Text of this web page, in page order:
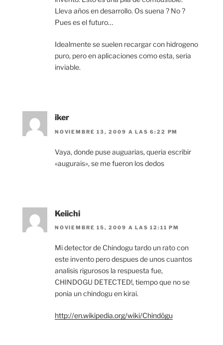
Lleva años en desarrollo. Os suena ? No ?
Pues es el futuro…
Idealmente se suelen recargar con hidrogeno
puro, pero en aplicaciones como esta, seria
inviable.
iker
NOVIEMBRE 13, 2009 A LAS 6:22 PM
Vaya, donde puse auguarias, queria escribir
«augurais», se me fueron los dedos
Keiichi
NOVIEMBRE 15, 2009 A LAS 12:11 PM
Mi detector de Chindogu tardo un rato con
este invento pero despues de unos cuantos
analisis rigurosos la respuesta fue,
CHINDOGU DETECTED!, tiempo que no se
ponia un chindogu en kirai.
http://en.wikipedia.org/wiki/Chindōgu